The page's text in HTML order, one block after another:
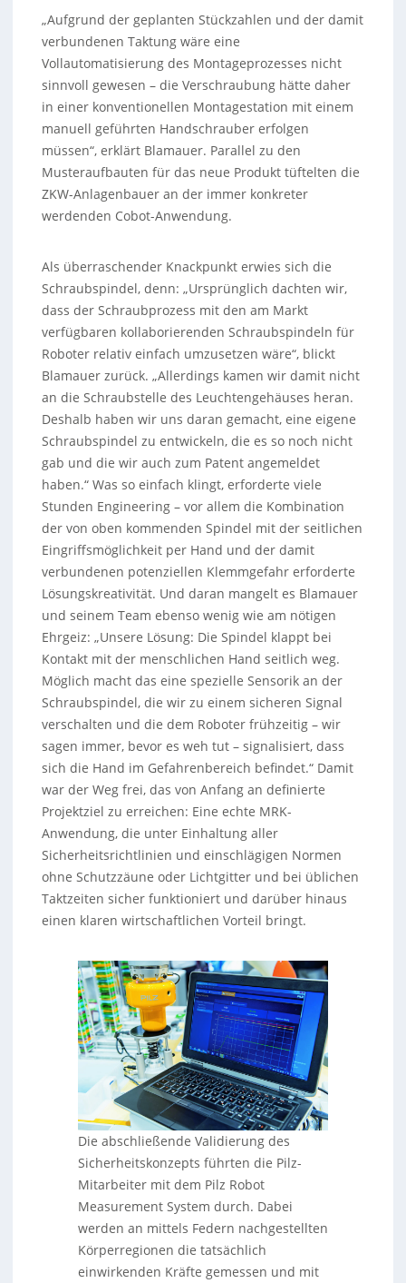
„Aufgrund der geplanten Stückzahlen und der damit
verbundenen Taktung wäre eine
Vollautomatisierung des Montageprozesses nicht
sinnvoll gewesen – die Verschraubung hätte daher
in einer konventionellen Montagestation mit einem
manuell geführten Handschrauber erfolgen
müssen“, erklärt Blamauer. Parallel zu den
Musteraufbauten für das neue Produkt tüftelten die
ZKW-Anlagenbauer an der immer konkreter
werdenden Cobot-Anwendung.
Als überraschender Knackpunkt erwies sich die
Schraubspindel, denn: „Ursprünglich dachten wir,
dass der Schraubprozess mit den am Markt
verfügbaren kollaborierenden Schraubspindeln für
Roboter relativ einfach umzusetzen wäre“, blickt
Blamauer zurück. „Allerdings kamen wir damit nicht
an die Schraubstelle des Leuchtengehäuses heran.
Deshalb haben wir uns daran gemacht, eine eigene
Schraubspindel zu entwickeln, die es so noch nicht
gab und die wir auch zum Patent angemeldet
haben.“ Was so einfach klingt, erforderte viele
Stunden Engineering – vor allem die Kombination
der von oben kommenden Spindel mit der seitlichen
Eingriffsmöglichkeit per Hand und der damit
verbundenen potenziellen Klemmgefahr erforderte
Lösungskreativität. Und daran mangelt es Blamauer
und seinem Team ebenso wenig wie am nötigen
Ehrgeiz: „Unsere Lösung: Die Spindel klappt bei
Kontakt mit der menschlichen Hand seitlich weg.
Möglich macht das eine spezielle Sensorik an der
Schraubspindel, die wir zu einem sicheren Signal
verschalten und die dem Roboter frühzeitig – wir
sagen immer, bevor es weh tut – signalisiert, dass
sich die Hand im Gefahrenbereich befindet.“ Damit
war der Weg frei, das von Anfang an definierte
Projektziel zu erreichen: Eine echte MRK-
Anwendung, die unter Einhaltung aller
Sicherheitsrichtlinien und einschlägigen Normen
ohne Schutzzäune oder Lichtgitter und bei üblichen
Taktzeiten sicher funktioniert und darüber hinaus
einen klaren wirtschaftlichen Vorteil bringt.
Die abschließende Validierung des
Sicherheitskonzepts führten die Pilz-
Mitarbeiter mit dem Pilz Robot
Measurement System durch. Dabei
werden an mittels Federn nachgestellten
Körperregionen die tatsächlich
einwirkenden Kräfte gemessen und mit